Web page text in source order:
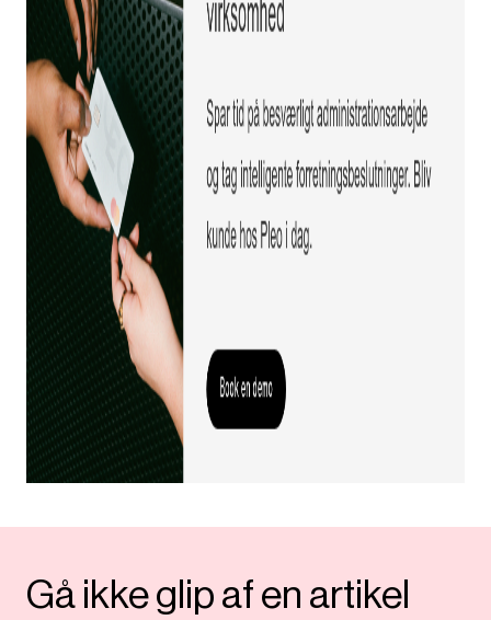
Gå ikke glip af en artikel